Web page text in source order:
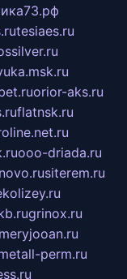
tesiaes.ru
orior-aks.ru
flatnsk.ru
ooo-driada.ru
siterem.ru
grinox.ru
perm.ru